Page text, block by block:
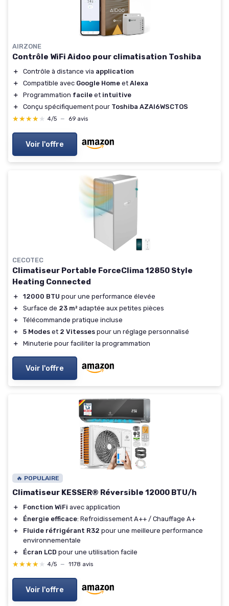
AIRZONE
Contrôle WiFi Aidoo pour climatisation Toshiba
＋ Contrôle à distance via application
＋
Compatible avec Google Home et Alexa
＋
Programmation facile et intuitive
＋
Conçu spécifiquement pour Toshiba AZAI6WSCTOS
★★★★★
★★★★★ 4/5 — 69 avis
Voir l'offre
CECOTEC
Climatiseur Portable ForceClima 12850 Style
Heating Connected
＋ 12000 BTU pour une performance élevée
＋
Surface de 23 m²adaptée aux petites pièces
＋
Télécommande pratique incluse
＋
5 Modes et 2 Vitesses pour un réglage personnalisé
＋
Minuterie pour faciliter la programmation
Voir l'offre
🔥 POPULAIRE
Climatiseur KESSER® Réversible 12000 BTU/h
＋ Fonction WiFi avec application
＋
Énergie efficace: Refroidissement A++ / Chauffage A+
＋
Fluide réfrigérant R32 pour une meilleure performance
environnementale
＋
Écran LCD pour une utilisation facile
★★★★★
★★★★★ 4/5 — 1178 avis
Voir l'offre